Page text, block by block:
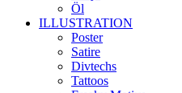
Öl
ILLUSTRATION
Poster
Satire
Divtechs
Tattoos